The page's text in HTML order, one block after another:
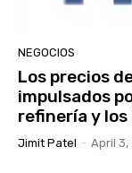
NEGOCIOS
Los precios
impulsados
refinería y
Jimit Patel - April 3,